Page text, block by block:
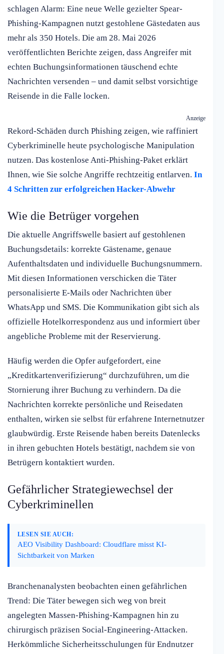
schlagen Alarm: Eine neue Welle gezielter Spear-
Phishing-Kampagnen nutzt gestohlene Gästedaten aus
mehr als 350 Hotels. Die am 28. Mai 2026
veröffentlichten Berichte zeigen, dass Angreifer mit
echten Buchungsinformationen täuschend echte
Nachrichten versenden – und damit selbst vorsichtige
Reisende in die Falle locken.
Anzeige
Rekord-Schäden durch Phishing zeigen, wie raffiniert
Cyberkriminelle heute psychologische Manipulation
nutzen. Das kostenlose Anti-Phishing-Paket erklärt
Ihnen, wie Sie solche Angriffe rechtzeitig entlarven. In
4 Schritten zur erfolgreichen Hacker-Abwehr
Wie die Betrüger vorgehen
Die aktuelle Angriffswelle basiert auf gestohlenen
Buchungsdetails: korrekte Gästename, genaue
Aufenthaltsdaten und individuelle Buchungsnummern.
Mit diesen Informationen verschicken die Täter
personalisierte E-Mails oder Nachrichten über
WhatsApp und SMS. Die Kommunikation gibt sich als
offizielle Hotelkorrespondenz aus und informiert über
angebliche Probleme mit der Reservierung.
Häufig werden die Opfer aufgefordert, eine
„Kreditkartenverifizierung“ durchzuführen, um die
Stornierung ihrer Buchung zu verhindern. Da die
Nachrichten korrekte persönliche und Reisedaten
enthalten, wirken sie selbst für erfahrene Internetnutzer
glaubwürdig. Erste Reisende haben bereits Datenlecks
in ihren gebuchten Hotels bestätigt, nachdem sie von
Betrügern kontaktiert wurden.
Gefährlicher Strategiewechsel der
Cyberkriminellen
LESEN SIE AUCH:
AEO Visibility Dashboard: Cloudflare misst KI-
Sichtbarkeit von Marken
Branchenanalysten beobachten einen gefährlichen
Trend: Die Täter bewegen sich weg von breit
angelegten Massen-Phishing-Kampagnen hin zu
chirurgisch präzisen Social-Engineering-Attacken.
Herkömmliche Sicherheitsschulungen für Endnutzer